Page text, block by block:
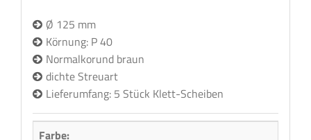
Ø 125 mm
Körnung: P 40
Normalkorund braun
dichte Streuart
Lieferumfang: 5 Stück Klett-Scheiben
Farbe: